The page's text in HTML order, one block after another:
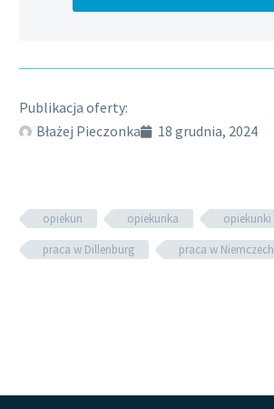
Publikacja oferty:
Błażej Pieczonka
18 grudnia, 2024
opiekun opiekunka
opiekunki
praca w Dillenburg
praca w Niemczech